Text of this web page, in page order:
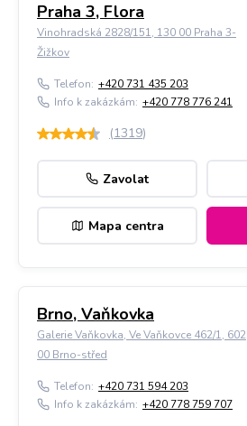
Praha 3, Flora
Vinohradská 2828/151, 130 00 Praha 3-
Žižkov
Telefon: +420 731 435 203
Info k zakázkám: +420 778 776 241
(1319)
Zavolat
Mapa centra
Brno, Vaňkovka
Galerie Vaňkovka, Ve Vaňkovce 462/1, 602
00 Brno-střed
Telefon: +420 731 594 203
Info k zakázkám: +420 778 759 707